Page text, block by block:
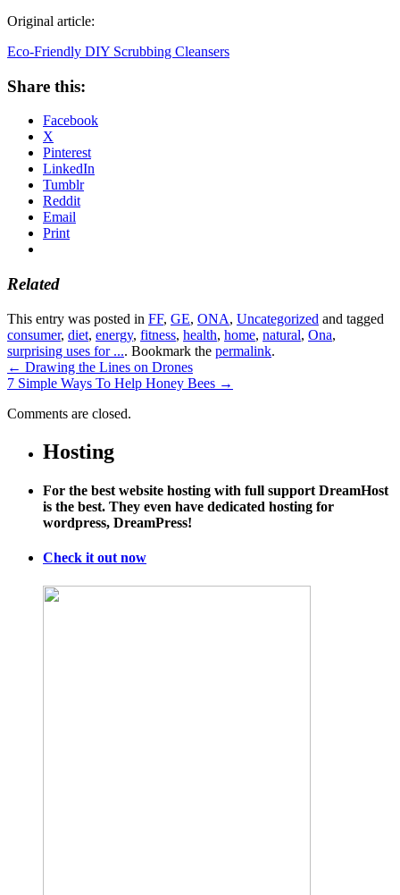
Original article:
Eco-Friendly DIY Scrubbing Cleansers
Share this:
Facebook
X
Pinterest
LinkedIn
Tumblr
Reddit
Email
Print
Related
This entry was posted in FF, GE, ONA, Uncategorized and tagged
consumer, diet, energy, fitness, health, home, natural, Ona,
surprising uses for .... Bookmark the permalink.
← Drawing the Lines on Drones
7 Simple Ways To Help Honey Bees →
Comments are closed.
Hosting
For the best website hosting with full support DreamHost
is the best. They even have dedicated hosting for
wordpress, DreamPress!
Check it out now